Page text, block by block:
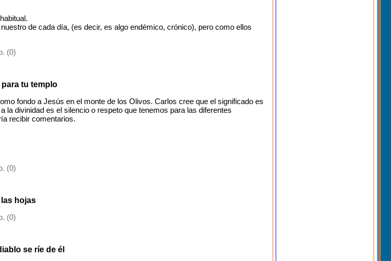
de cada día, (es decir, es algo endémico, crónico), pero como ellos
(0)
tu templo
fondo a Jesús en el monte de los Olivos. Carlos cree que el significado es
la divinidad es el silencio o respeto que tenemos para las diferentes
recibir comentarios.
(0)
las hojas
(0)
se ríe de él